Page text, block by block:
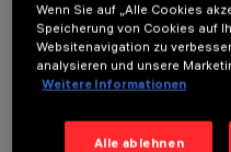
OPTIONALE
Wenn Sie auf „Alle Cookies
Speicherung von Cookies auf
Websitenavigation zu
analysieren und unsere
Weitere Informationen
Alle ablehnen